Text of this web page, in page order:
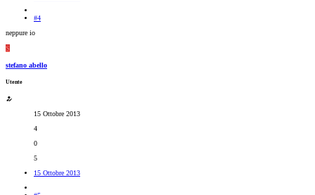
#4
neppure io
S
stefano abello
Utente
15 Ottobre 2013
4
0
5
15 Ottobre 2013